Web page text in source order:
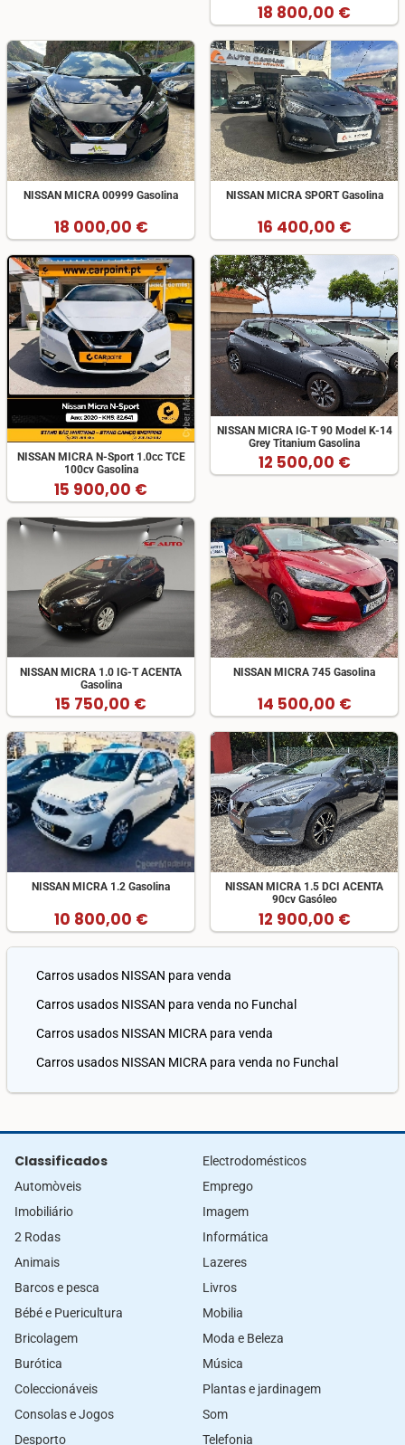
18 800,00 €
NISSAN MICRA 00999 Gasolina
18 000,00 €
NISSAN MICRA SPORT Gasolina
16 400,00 €
NISSAN MICRA N-Sport 1.0cc TCE
100cv Gasolina
15 900,00 €
NISSAN MICRA IG-T 90 Model K-14
Grey Titanium Gasolina
12 500,00 €
NISSAN MICRA 1.0 IG-T ACENTA
Gasolina
15 750,00 €
NISSAN MICRA 745 Gasolina
14 500,00 €
NISSAN MICRA 1.2 Gasolina
10 800,00 €
NISSAN MICRA 1.5 DCI ACENTA
90cv Gasóleo
12 900,00 €
Carros usados NISSAN para venda
Carros usados NISSAN para venda no Funchal
Carros usados NISSAN MICRA para venda
Carros usados NISSAN MICRA para venda no Funchal
Classificados
Automòveis
Imobiliário
2 Rodas
Animais
Barcos e pesca
Bébé e Puericultura
Bricolagem
Burótica
Coleccionáveis
Consolas e Jogos
Desporto
Electrodomésticos
Emprego
Imagem
Informática
Lazeres
Livros
Mobilia
Moda e Beleza
Música
Plantas e jardinagem
Som
Telefonia